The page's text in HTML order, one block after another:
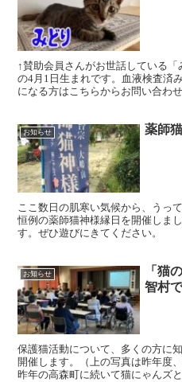
↑賛助会員さんがお世話している
の4月1日生まれです。血液検査済
になる方はこちらからお問い合わ
お知らせ 薬師
ここ数日の肌寒い気候から、うっ
恒例の薬師猫神様縁日を開催しま
す。ぜひ遊びにきてください。
お知らせ
「猫
智村
保護猫活動について、多くの方に
開催します。（上の写真は昨年度
昨年の高森町に続いて猫にゃんズ